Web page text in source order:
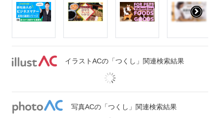
イラストACの「つくし」関連検索結果
写真ACの「つくし」関連検索結果